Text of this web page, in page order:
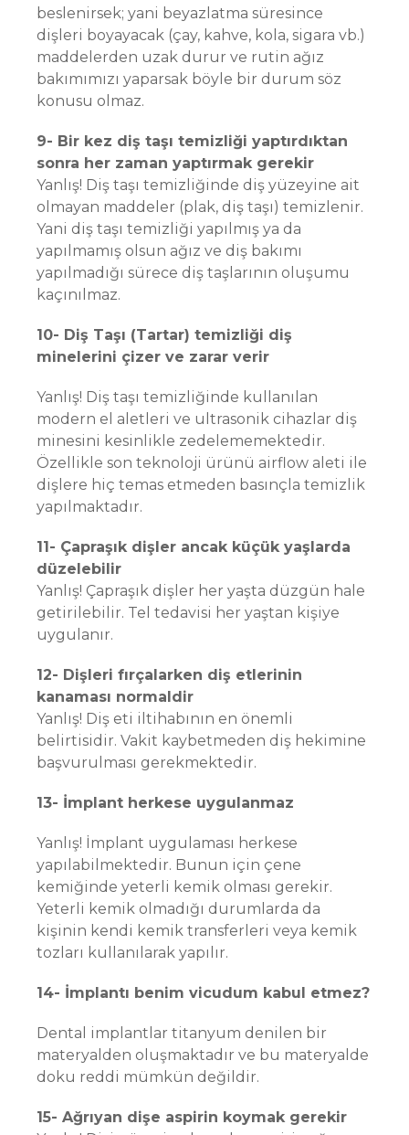
beslenirsek; yani beyazlatma süresince
dişleri boyayacak (çay, kahve, kola, sigara vb.)
maddelerden uzak durur ve rutin ağız
bakımımızı yaparsak böyle bir durum söz
konusu olmaz.
9- Bir kez diş taşı temizliği yaptırdıktan
sonra her zaman yaptırmak gerekir
Yanlış! Diş taşı temizliğinde diş yüzeyine ait
olmayan maddeler (plak, diş taşı) temizlenir.
Yani diş taşı temizliği yapılmış ya da
yapılmamış olsun ağız ve diş bakımı
yapılmadığı sürece diş taşlarının oluşumu
kaçınılmaz.
10- Diş Taşı (Tartar) temizliği diş
minelerini çizer ve zarar verir
Yanlış! Diş taşı temizliğinde kullanılan
modern el aletleri ve ultrasonik cihazlar diş
minesini kesinlikle zedelememektedir.
Özellikle son teknoloji ürünü airflow aleti ile
dişlere hiç temas etmeden basınçla temizlik
yapılmaktadır.
11- Çapraşık dişler ancak küçük yaşlarda
düzelebilir
Yanlış! Çapraşık dişler her yaşta düzgün hale
getirilebilir. Tel tedavisi her yaştan kişiye
uygulanır.
12- Dişleri fırçalarken diş etlerinin
kanaması normaldir
Yanlış! Diş eti iltihabının en önemli
belirtisidir. Vakit kaybetmeden diş hekimine
başvurulması gerekmektedir.
13- İmplant herkese uygulanmaz
Yanlış! İmplant uygulaması herkese
yapılabilmektedir. Bunun için çene
kemiğinde yeterli kemik olması gerekir.
Yeterli kemik olmadığı durumlarda da
kişinin kendi kemik transferleri veya kemik
tozları kullanılarak yapılır.
14- İmplantı benim vicudum kabul etmez?
Dental implantlar titanyum denilen bir
materyalden oluşmaktadır ve bu materyalde
doku reddi mümkün değildir.
15- Ağrıyan dişe aspirin koymak gerekir